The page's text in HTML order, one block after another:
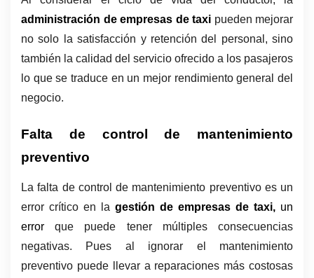
administración de empresas de taxi pueden mejorar
no solo la satisfacción y retención del personal, sino
también la calidad del servicio ofrecido a los pasajeros
lo que se traduce en un mejor rendimiento general del
negocio.
Falta de control de mantenimiento
preventivo
La falta de control de mantenimiento preventivo es un
error crítico en la gestión de empresas de taxi, un
error que puede tener múltiples consecuencias
negativas. Pues al ignorar el mantenimiento
preventivo puede llevar a reparaciones más costosas